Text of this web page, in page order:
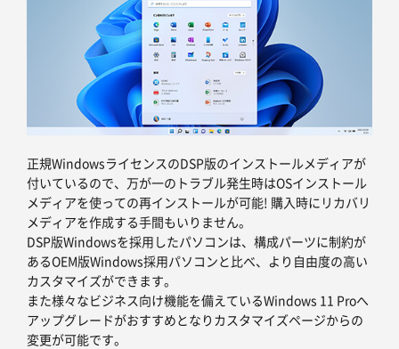
正規WindowsライセンスのDSP版のインストールメディアが
付いているので、万が一のトラブル発生時はOSインストール
メディアを使っての再インストールが可能! 購入時にリカバリ
メディアを作成する手間もいりません。
DSP版Windowsを採用したパソコンは、構成パーツに制約が
あるOEM版Windows採用パソコンと比べ、より自由度の高い
カスタマイズができます。
また様々なビジネス向け機能を備えているWindows 11 Proへ
アップグレードがおすすめとなりカスタマイズページからの
変更が可能です。